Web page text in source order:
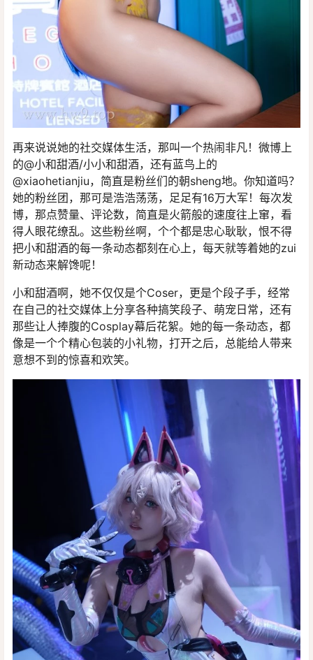
再来说说她的社交媒体生活，那叫一个热闹非凡！微博上
的@小和甜酒/小小和甜酒，还有蓝鸟上的
@xiaohetianjiu，简直是粉丝们的朝sheng地。你知道吗？
她的粉丝团，那可是浩浩荡荡，足足有16万大军！每次发
博，那点赞量、评论数，简直是火箭般的速度往上窜，看
得人眼花缭乱。这些粉丝啊，个个都是忠心耿耿，恨不得
把小和甜酒的每一条动态都刻在心上，每天就等着她的zui
新动态来解馋呢！
小和甜酒啊，她不仅仅是个Coser，更是个段子手，经常
在自己的社交媒体上分享各种搞笑段子、萌宠日常，还有
那些让人捧腹的Cosplay幕后花絮。她的每一条动态，都
像是一个个精心包装的小礼物，打开之后，总能给人带来
意想不到的惊喜和欢笑。